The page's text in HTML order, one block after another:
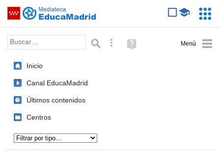
Saltar navegación
Palabra o frase: Búsqueda avanzada
Ayuda
(en
Inicio
Canal EducaMadrid
Últimos contenidos
Centros